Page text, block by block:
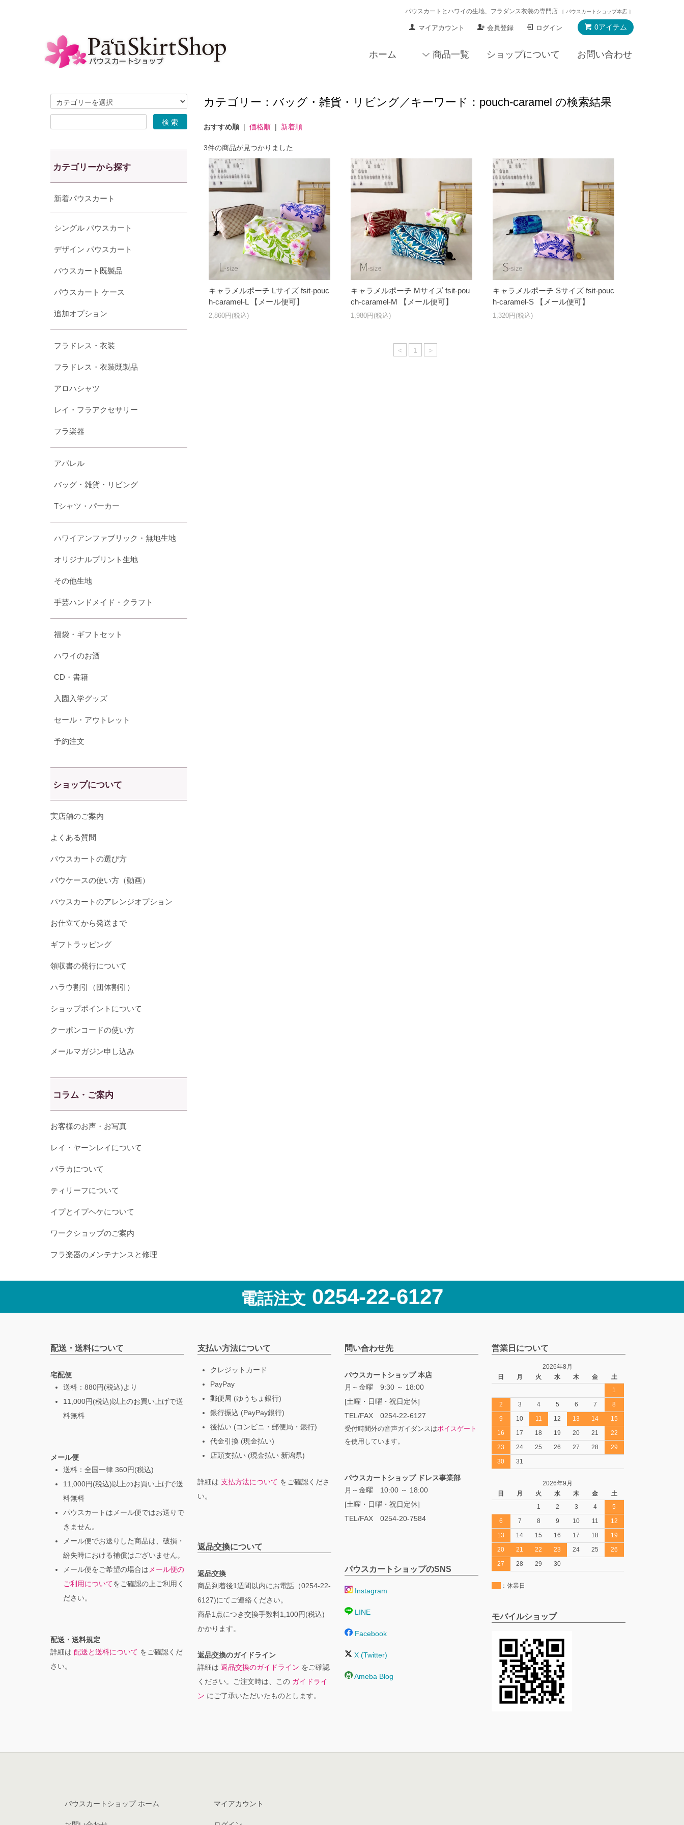
パウスカートとハワイの生地、フラダンス衣装の専門店 ［ パウスカートショップ本店 ］
0アイテム
マイアカウント 会員登録 ログイン
ホーム 商品一覧 ショップについて お問い合わせ
カテゴリー：バッグ・雑貨・リビング／キーワード：pouch-caramel の検索結果
おすすめ順| 価格順| 新着順
3件の商品が見つかりました
キャラメルポーチ Lサイズ fsit-pouc
h-caramel-L 【メール便可】
2,860円(税込)
キャラメルポーチ Mサイズ fsit-pou
ch-caramel-M 【メール便可】
1,980円(税込)
キャラメルポーチ Sサイズ fsit-pouc
h-caramel-S 【メール便可】
1,320円(税込)
< 1 >
カテゴリーから探す
新着パウスカート
シングル パウスカート
デザイン パウスカート
パウスカート既製品
パウスカート ケース
追加オプション
フラドレス・衣装
フラドレス・衣装既製品
アロハシャツ
レイ・フラアクセサリー
フラ楽器
アパレル
バッグ・雑貨・リビング
Tシャツ・パーカー
ハワイアンファブリック・無地生地
オリジナルプリント生地
その他生地
手芸ハンドメイド・クラフト
福袋・ギフトセット
ハワイのお酒
CD・書籍
入園入学グッズ
セール・アウトレット
予約注文
ショップについて
実店舗のご案内
よくある質問
パウスカートの選び方
パウケースの使い方（動画）
パウスカートのアレンジオプション
お仕立てから発送まで
ギフトラッピング
領収書の発行について
ハラウ割引（団体割引）
ショップポイントについて
クーポンコードの使い方
メールマガジン申し込み
コラム・ご案内
お客様のお声・お写真
レイ・ヤーンレイについて
パラカについて
ティリーフについて
イプとイプヘケについて
ワークショップのご案内
フラ楽器のメンテナンスと修理
電話注文 0254-22-6127
配送・送料について
宅配便
送料：880円(税込)より
11,000円(税込)以上のお買い上げで送
料無料
メール便
送料：全国一律 360円(税込)
11,000円(税込)以上のお買い上げで送
料無料
パウスカートはメール便ではお送りで
きません。
メール便でお送りした商品は、破損・
紛失時における補償はございません。
メール便をご希望の場合はメール便の
ご利用についてをご確認の上ご利用く
ださい。
配送・送料規定
詳細は 配送と送料について をご確認くだ
さい。
支払い方法について
クレジットカード
PayPay
郵便局 (ゆうちょ銀行)
銀行振込 (PayPay銀行)
後払い (コンビニ・郵便局・銀行)
代金引換 (現金払い)
店頭支払い (現金払い 新潟県)
詳細は 支払方法について をご確認くださ
い。
問い合わせ先
パウスカートショップ 本店
月～金曜 9:30 ～ 18:00
[土曜・日曜・祝日定休]
TEL/FAX 0254-22-6127
受付時間外の音声ガイダンスはボイスゲート
を使用しています。
パウスカートショップ ドレス事業部
月～金曜 10:00 ～ 18:00
[土曜・日曜・祝日定休]
TEL/FAX 0254-20-7584
営業日について
2026年8月
日
月 火 水 木 金
土
1
2
3 4 5 6 7
8
9
10 11 12 13 14
15
16
17 18 19 20 21
22
23
24 25 26 27 28
29
30
31
2026年9月
日
月 火 水 木 金
土
1
2 3 4
5
6
7 8 9 10 11
12
13
14 15 16 17 18
19
20
21 22 23 24 25
26
27
28 29 30
：休業日
返品交換について
返品交換
商品到着後1週間以内にお電話（0254-22-
6127)にてご連絡ください。
商品1点につき交換手数料1,100円(税込)
かかります。
返品交換のガイドライン
詳細は 返品交換のガイドライン をご確認
ください。ご注文時は、この ガイドライ
ン にご了承いただいたものとします。
パウスカートショップのSNS
Instagram
LINE
Facebook
X (Twitter)
Ameba Blog
モバイルショップ
パウスカートショップ ホーム マイアカウント